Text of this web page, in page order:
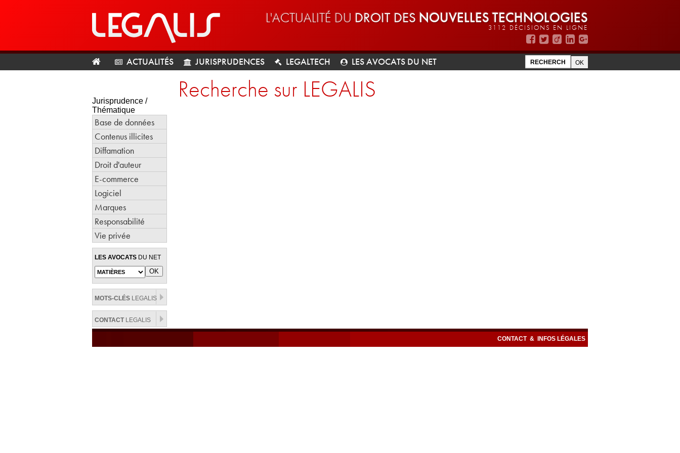
L'ACTUALITÉ DU DROIT DES NOUVELLES TECHNOLOGIES
3112 DÉCISIONS EN LIGNE
ACTUALITÉS JURISPRUDENCES LEGALTECH LES AVOCATS DU NET
Jurisprudence /
Thématique
Base de données
Contenus illicites
Diffamation
Droit d'auteur
E-commerce
Logiciel
Marques
Responsabilité
Vie privée
LES AVOCATS DU NET
MOTS-CLÉS LEGALIS
CONTACTLEGALIS
Recherche sur LEGALIS
CONTACT & INFOS LÉGALES